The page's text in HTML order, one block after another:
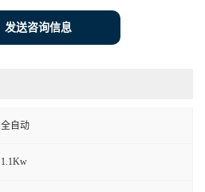
发送咨询信息
全自动
1.1Kw